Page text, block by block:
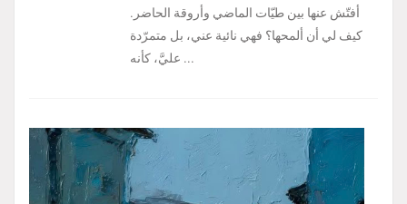
أفتّش عنها بين طيّات الماضي وأروقة الحاضر.
كيف لي أن ألمحها؟ فهي نائية عني، بل متمرّدة
عليَّ، كأنه ...